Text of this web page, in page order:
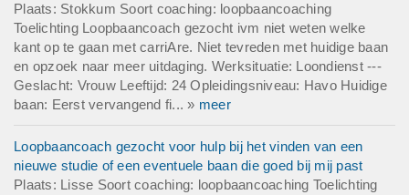
Plaats: Stokkum Soort coaching: loopbaancoaching
Toelichting Loopbaancoach gezocht ivm niet weten welke
kant op te gaan met carriAre. Niet tevreden met huidige baan
en opzoek naar meer uitdaging. Werksituatie: Loondienst ---
Geslacht: Vrouw Leeftijd: 24 Opleidingsniveau: Havo Huidige
baan: Eerst vervangend fi... » meer
Loopbaancoach gezocht voor hulp bij het vinden van een
nieuwe studie of een eventuele baan die goed bij mij past
Plaats: Lisse Soort coaching: loopbaancoaching Toelichting